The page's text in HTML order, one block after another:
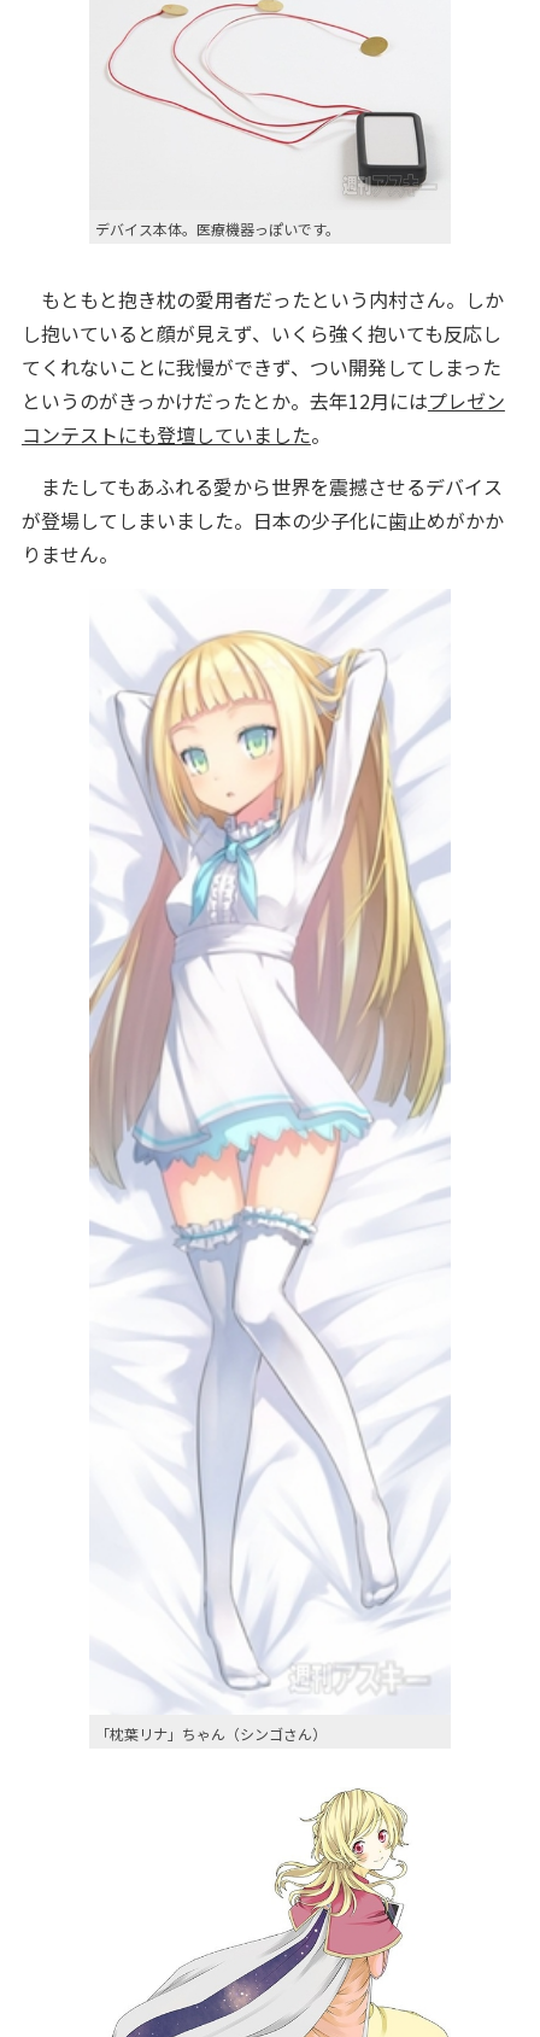
デバイス本体。医療機器っぽいです。
もともと抱き枕の愛用者だったという内村さん。しか
し抱いていると顔が見えず、いくら強く抱いても反応し
てくれないことに我慢ができず、つい開発してしまった
というのがきっかけだったとか。去年12月にはプレゼン
コンテストにも登壇していました。
またしてもあふれる愛から世界を震撼させるデバイス
が登場してしまいました。日本の少子化に歯止めがかか
りません。
「枕葉リナ」ちゃん（シンゴさん）